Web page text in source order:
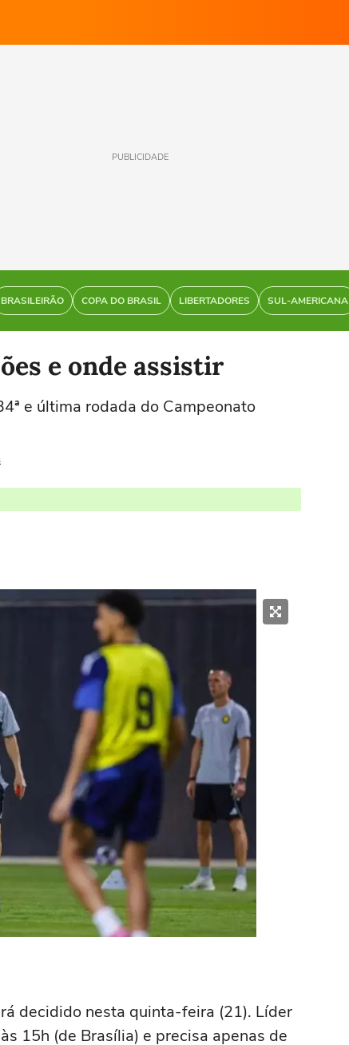
PUBLICIDADE
BRASILEIRÃO COPA DO BRASIL LIBERTADORES SUL-AMERICANA
e onde assistir
e última rodada do Campeonato
decidido nesta quinta-feira (21). Líder
15h (de Brasília) e precisa apenas de